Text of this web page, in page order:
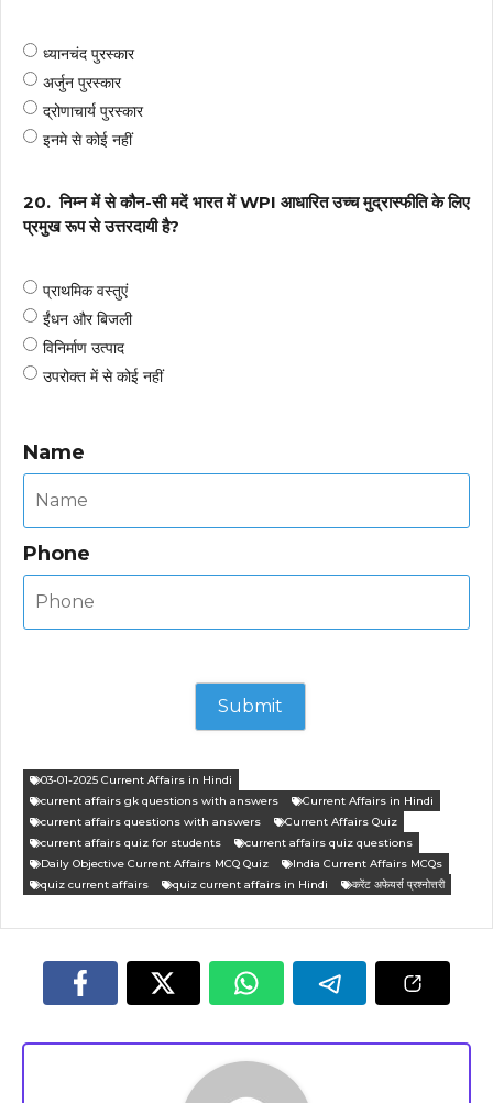
ध्यानचंद पुरस्कार
अर्जुन पुरस्कार
द्रोणाचार्य पुरस्कार
इनमे से कोई नहीं
20. निम्न में से कौन-सी मदें भारत में WPI आधारित उच्च मुद्रास्फीति के लिए
प्रमुख रूप से उत्तरदायी है?
प्राथमिक वस्तुएं
ईंधन और बिजली
विनिर्माण उत्पाद
उपरोक्त में से कोई नहीं
Name
Phone
03-01-2025 Current Affairs in Hindi
current affairs gk questions with answers
Current Affairs in Hindi
current affairs questions with answers
Current Affairs Quiz
current affairs quiz for students
current affairs quiz questions
Daily Objective Current Affairs MCQ Quiz
India Current Affairs MCQs
quiz current affairs
quiz current affairs in Hindi करेंट अफेयर्स प्रश्नोत्तरी